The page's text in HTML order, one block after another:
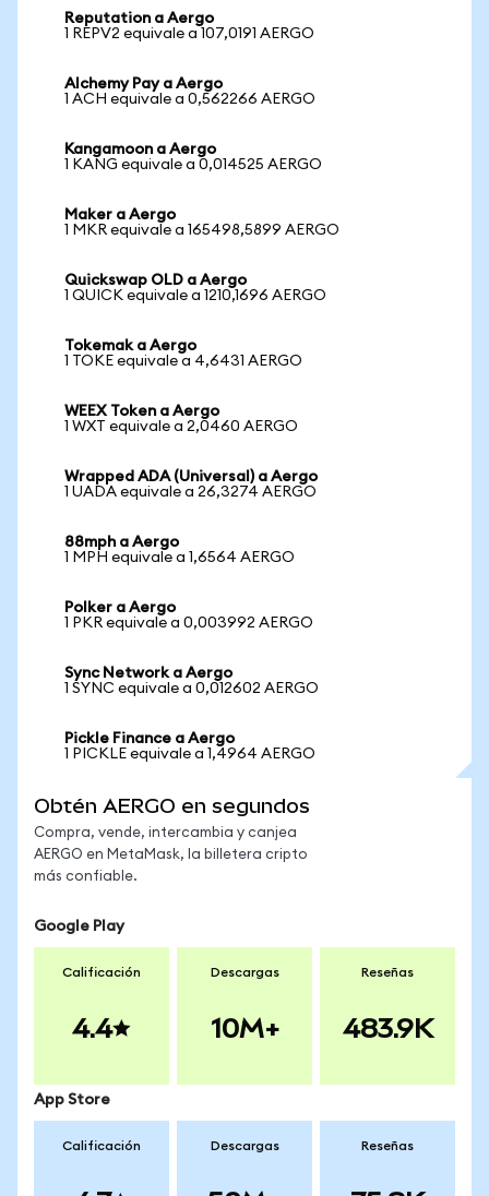
Reputation a Aergo
1 REPV2 equivale a 107,0191 AERGO
Alchemy Pay a Aergo
1 ACH equivale a 0,562266 AERGO
Kangamoon a Aergo
1 KANG equivale a 0,014525 AERGO
Maker a Aergo
1 MKR equivale a 165498,5899 AERGO
Quickswap OLD a Aergo
1 QUICK equivale a 1210,1696 AERGO
Tokemak a Aergo
1 TOKE equivale a 4,6431 AERGO
WEEX Token a Aergo
1 WXT equivale a 2,0460 AERGO
Wrapped ADA (Universal) a Aergo
1 UADA equivale a 26,3274 AERGO
88mph a Aergo
1 MPH equivale a 1,6564 AERGO
Polker a Aergo
1 PKR equivale a 0,003992 AERGO
Sync Network a Aergo
1 SYNC equivale a 0,012602 AERGO
Pickle Finance a Aergo
1 PICKLE equivale a 1,4964 AERGO
Obtén AERGO en segundos
Compra, vende, intercambia y canjea
AERGO en MetaMask, la billetera cripto
más confiable.
Google Play
Calificación
4.4
Descargas
10M+
Reseñas
483.9K
App Store
Calificación Descargas Reseñas